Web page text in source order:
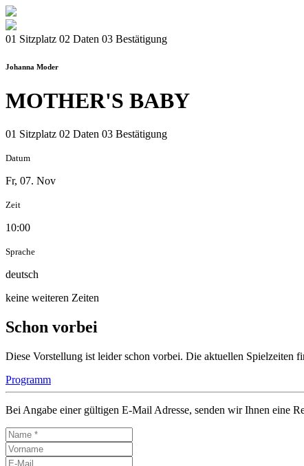
01 Sitzplatz 02 Daten 03 Bestätigung
Johanna Moder
MOTHER'S BABY
01 Sitzplatz 02 Daten 03 Bestätigung
Datum
Fr, 07. Nov
Zeit
10:00
Sprache
deutsch
keine weiteren Zeiten
Schon vorbei
Diese Vorstellung ist leider schon vorbei. Die aktuellen Spielzeiten
Programm
Bei Angabe einer gültigen E-Mail Adresse, senden wir Ihnen eine